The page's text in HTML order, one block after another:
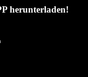
herunterladen!